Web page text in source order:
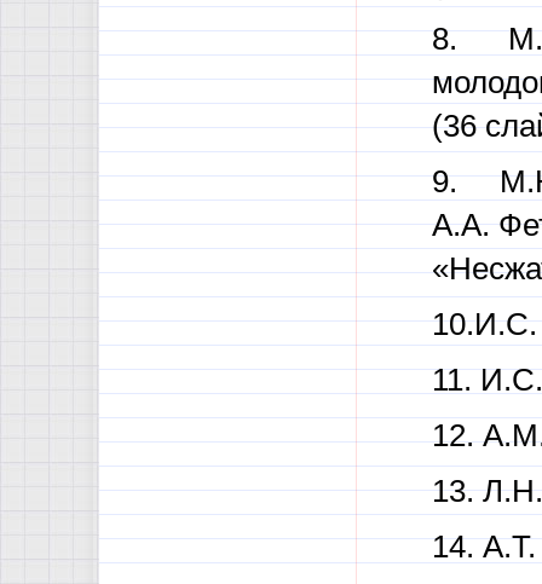
8. М.Ю.
(36
9. М.Ю.
А.А.
10.И.С.
11. И.С.
12.
13.
14.